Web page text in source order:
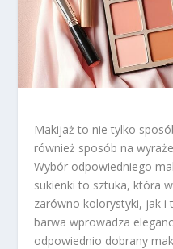
Makijaż to nie tylko
również sposób na
Wybór odpowiedniego
sukienki to sztuka, która
zarówno kolorystyki, jak i
barwa wprowadza
odpowiednio dobrany